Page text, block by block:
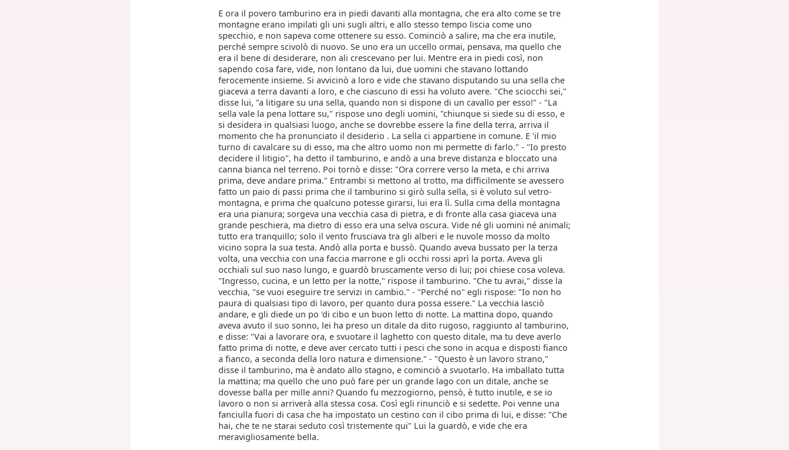
E ora il povero tamburino era in piedi davanti alla montagna, che era alto come se tre
montagne erano impilati gli uni sugli altri, e allo stesso tempo liscia come uno
specchio, e non sapeva come ottenere su esso. Cominciò a salire, ma che era inutile,
perché sempre scivolò di nuovo. Se uno era un uccello ormai, pensava, ma quello che
era il bene di desiderare, non ali crescevano per lui. Mentre era in piedi così, non
sapendo cosa fare, vide, non lontano da lui, due uomini che stavano lottando
ferocemente insieme. Si avvicinò a loro e vide che stavano disputando su una sella che
giaceva a terra davanti a loro, e che ciascuno di essi ha voluto avere. "Che sciocchi sei,"
disse lui, "a litigare su una sella, quando non si dispone di un cavallo per esso!" - "La
sella vale la pena lottare su," rispose uno degli uomini, "chiunque si siede su di esso, e
si desidera in qualsiasi luogo, anche se dovrebbe essere la fine della terra, arriva il
momento che ha pronunciato il desiderio . La sella ci appartiene in comune. E 'il mio
turno di cavalcare su di esso, ma che altro uomo non mi permette di farlo." - "Io presto
decidere il litigio", ha detto il tamburino, e andò a una breve distanza e bloccato una
canna bianca nel terreno. Poi tornò e disse: "Ora correre verso la meta, e chi arriva
prima, deve andare prima." Entrambi si mettono al trotto, ma difficilmente se avessero
fatto un paio di passi prima che il tamburino si girò sulla sella, si è voluto sul vetro-
montagna, e prima che qualcuno potesse girarsi, lui era lì. Sulla cima della montagna
era una pianura; sorgeva una vecchia casa di pietra, e di fronte alla casa giaceva una
grande peschiera, ma dietro di esso era una selva oscura. Vide né gli uomini né animali;
tutto era tranquillo; solo il vento frusciava tra gli alberi e le nuvole mosso da molto
vicino sopra la sua testa. Andò alla porta e bussò. Quando aveva bussato per la terza
volta, una vecchia con una faccia marrone e gli occhi rossi aprì la porta. Aveva gli
occhiali sul suo naso lungo, e guardò bruscamente verso di lui; poi chiese cosa voleva.
"Ingresso, cucina, e un letto per la notte," rispose il tamburino. "Che tu avrai," disse la
vecchia, "se vuoi eseguire tre servizi in cambio." - "Perché no" egli rispose: "Io non ho
paura di qualsiasi tipo di lavoro, per quanto dura possa essere." La vecchia lasciò
andare, e gli diede un po 'di cibo e un buon letto di notte. La mattina dopo, quando
aveva avuto il suo sonno, lei ha preso un ditale da dito rugoso, raggiunto al tamburino,
e disse: "Vai a lavorare ora, e svuotare il laghetto con questo ditale, ma tu deve averlo
fatto prima di notte, e deve aver cercato tutti i pesci che sono in acqua e disposti fianco
a fianco, a seconda della loro natura e dimensione." - "Questo è un lavoro strano,"
disse il tamburino, ma è andato allo stagno, e cominciò a svuotarlo. Ha imballato tutta
la mattina; ma quello che uno può fare per un grande lago con un ditale, anche se
dovesse balla per mille anni? Quando fu mezzogiorno, pensò, è tutto inutile, e se io
lavoro o non si arriverà alla stessa cosa. Così egli rinunciò e si sedette. Poi venne una
fanciulla fuori di casa che ha impostato un cestino con il cibo prima di lui, e disse: "Che
hai, che te ne starai seduto così tristemente qui" Lui la guardò, e vide che era
meravigliosamente bella.